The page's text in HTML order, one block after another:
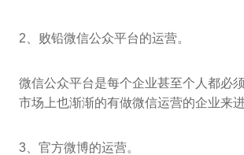
2、败铅微信公众平台的运营。
微信公众平台是每个企业甚至个人都必
市场上也渐渐的有做微信运营的企业来进
3、官方微博的运营。